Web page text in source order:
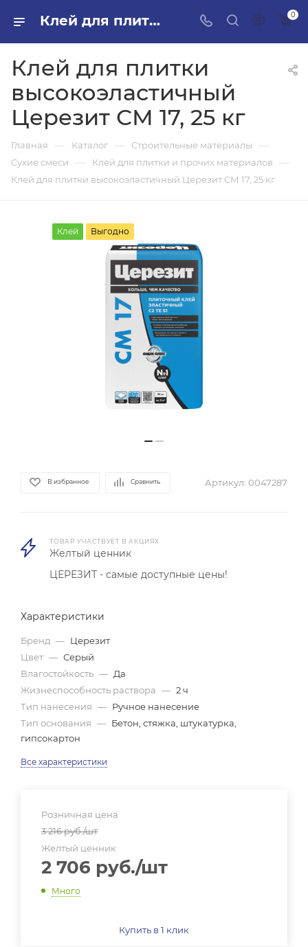
Клей для плитки высокоэластичный Церезит СМ 17, 25 кг в ПИЛОН — купить стройматериалы в интернет-магазине ПИЛОН с доставкой оптом и в розницу 0
Клей для плитки
высокоэластичный
Церезит СМ 17, 25 кг
Главная — Каталог — Строительные материалы —
Сухие смеси — Клей для плитки и прочих материалов —
Клей для плитки высокоэластичный Церезит СМ 17, 25 кг
Клей Выгодно
В избранное Сравнить Артикул: 0047287
ТОВАР УЧАСТВУЕТ В АКЦИЯХ
Желтый ценник
ЦЕРЕЗИТ - самые доступные цены!
Характеристики
Бренд — Церезит
Цвет — Серый
Влагостойкость — Да
Жизнеспособность раствора — 2 ч
Тип нанесения — Ручное нанесение
Тип основания — Бетон, стяжка, штукатурка,
гипсокартон
Все характеристики
Розничная цена
3 216руб./шт
Желтый ценник
2 706 руб./шт
Много
Купить в 1 клик